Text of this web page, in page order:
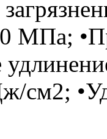
МПа;
см2;